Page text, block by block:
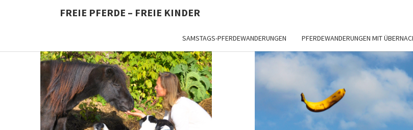
FREIE PFERDE – FREIE KINDER
SAMSTAGS-PFERDEWANDERUNGEN PFERDEWANDERUNGEN MIT